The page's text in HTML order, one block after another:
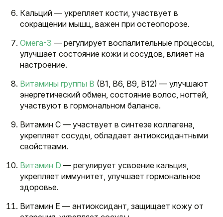
Кальций — укрепляет кости, участвует в
сокращении мышц, важен при остеопорозе.
Омега-3 — регулирует воспалительные процессы,
улучшает состояние кожи и сосудов, влияет на
настроение.
Витамины группы B (B1, B6, B9, B12) — улучшают
энергетический обмен, состояние волос, ногтей,
участвуют в гормональном балансе.
Витамин C — участвует в синтезе коллагена,
укрепляет сосуды, обладает антиоксидантными
свойствами.
Витамин D — регулирует усвоение кальция,
укрепляет иммунитет, улучшает гормональное
здоровье.
Витамин E — антиоксидант, защищает кожу от